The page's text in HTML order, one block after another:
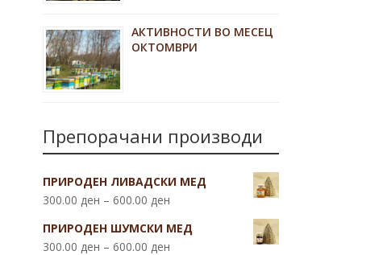
АКТИВНОСТИ ВО МЕСЕЦ
ОКТОМВРИ
Препорачани производи
ПРИРОДЕН ЛИВАДСКИ МЕД
300.00 ден –600.00 ден
ПРИРОДЕН ШУМСКИ МЕД
300.00 ден –600.00 ден